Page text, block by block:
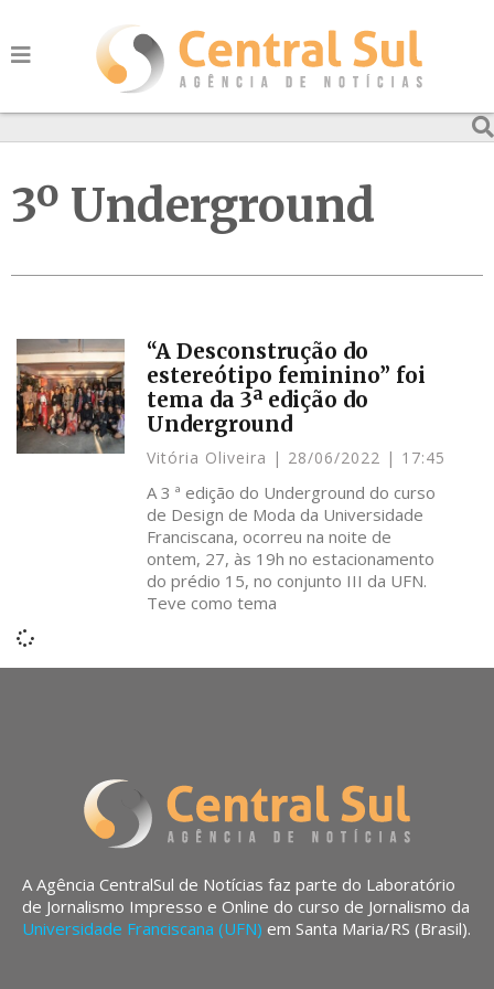
3º Underground
“A Desconstrução do
estereótipo feminino” foi
tema da 3ª edição do
Underground
Vitória Oliveira 28/06/2022 17:45
A 3 ª edição do Underground do curso
de Design de Moda da Universidade
Franciscana, ocorreu na noite de
ontem, 27, às 19h no estacionamento
do prédio 15, no conjunto III da UFN.
Teve como tema
A Agência CentralSul de Notícias faz parte do Laboratório
de Jornalismo Impresso e Online do curso de Jornalismo da
Universidade Franciscana (UFN) em Santa Maria/RS (Brasil).